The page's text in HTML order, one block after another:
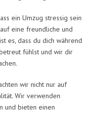
ein Umzug stressig sein
eine freundliche und
es, dass du dich während
fühlst und wir dir
wir nicht nur auf
Wir verwenden
und bieten einen